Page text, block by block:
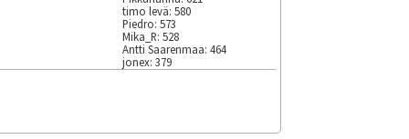
timo levä: 580
Piedro: 573
Mika_R: 528
Antti Saarenmaa: 464
jonex: 379